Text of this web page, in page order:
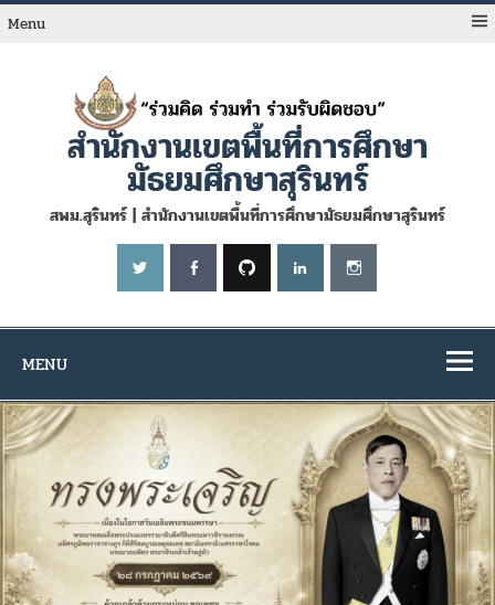
Skip
toMenu
สำนักงานเขตพื้นที่การศึกษา
มัธยมศึกษาสุรินทร์
สพม.สุรินทร์ | สำนักงานเขตพื้นที่การศึกษามัธยมศึกษาสุรินทร์
MENU